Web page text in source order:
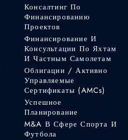
Консалтинг По
Финансированию
Проектов
Финансирование И
Консультации По Яхтам
И Частным Самолетам
Облигации / Активно
Управляемые
Сертификаты (AMCs)
Успешное
Планирование
M&A В Сфере Спорта И
Футбола